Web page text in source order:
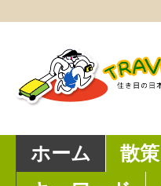
ホーム 散策